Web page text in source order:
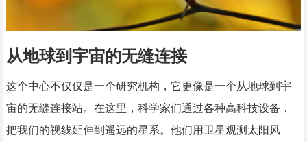
从地球到宇宙的无缝连接
这个中心不仅仅是一个研究机构，它更像是一个从地球到宇
宙的无缝连接站。在这里，科学家们通过各种高科技设备，
把我们的视线延伸到遥远的星系。他们用卫星观测太阳风